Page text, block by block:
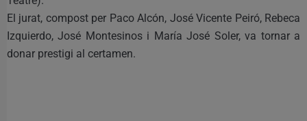
El jurat, compost per Paco Alcón, José Vicente Peiró, Rebeca
Izquierdo, José Montesinos i María José Soler, va tornar a
donar prestigi al certamen.